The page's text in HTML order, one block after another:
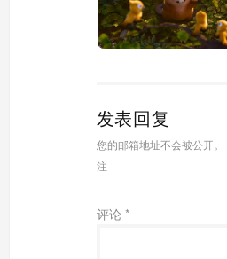
发表回复
您的邮箱地址不会被公开。
注
评论 *